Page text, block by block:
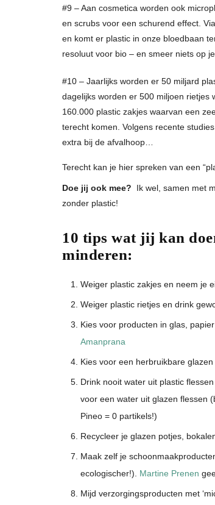
#9 – Aan cosmetica worden ook
en scrubs voor een schurend effect.
en komt er plastic in onze bloedbaan
resoluut voor bio – en smeer niets op
#10 – Jaarlijks worden er 50 miljard
dagelijks worden er 500 miljoen rietjes
160.000 plastic zakjes waarvan een
terecht komen. Volgens recente
extra bij de afvalhoop…
Terecht kan je hier spreken van een
Doe jij ook mee?
Ik wel, samen met
zonder plastic!
10 tips wat jij kan
minderen:
Weiger plastic zakjes en neem je
Weiger plastic rietjes en drink
Kies voor producten in glas,
Amanprana
Kies voor een herbruikbare
Drink nooit water uit plastic
voor een water uit glazen flessen
Pineo = 0 partikels!)
Recycleer je glazen potjes,
Maak zelf je
ecologischer!). Martine Prenen
Mijd verzorgingsproducten met